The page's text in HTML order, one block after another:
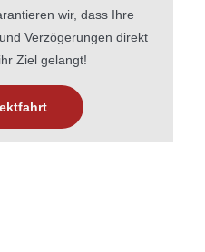
wir, dass Ihre
Verzögerungen direkt
Ziel gelangt!